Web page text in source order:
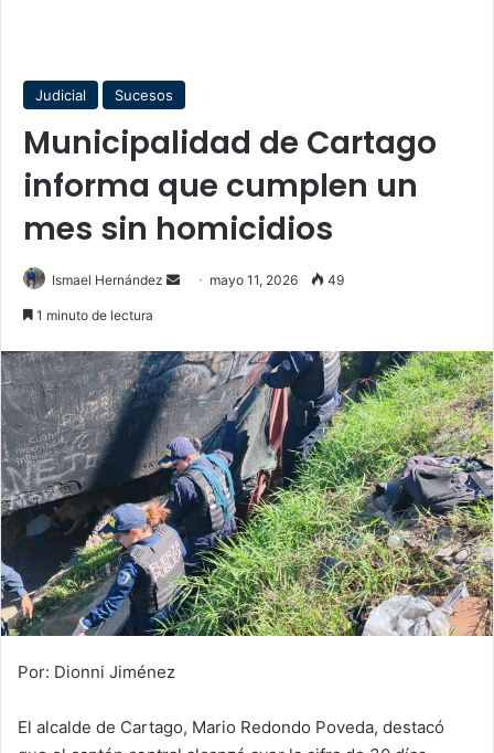
Judicial Sucesos
Municipalidad de Cartago
informa que cumplen un
mes sin homicidios
Ismael Hernández
Send mayo 11, 2026 49
1 minuto de lectura
Por: Dionni Jiménez
El alcalde de Cartago, Mario Redondo Poveda, destacó